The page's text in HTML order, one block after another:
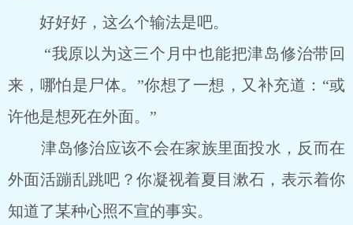
好好好，这么个输法是吧。
“我原以为这三个月中也能把津岛修治带回
来，哪怕是尸体。”你想了一想，又补充道：“或
许他是想死在外面。”
津岛修治应该不会在家族里面投水，反而在
外面活蹦乱跳吧？你凝视着夏目漱石，表示着你
知道了某种心照不宣的事实。